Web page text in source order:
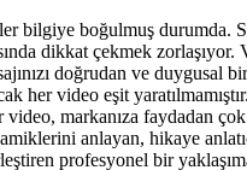
bilgiye boğulmuş durumda.
dikkat çekmek zorlaşıyor.
doğrudan ve duygusal
her video eşit
markanıza faydadan
anlayan, hikaye
profesyonel bir